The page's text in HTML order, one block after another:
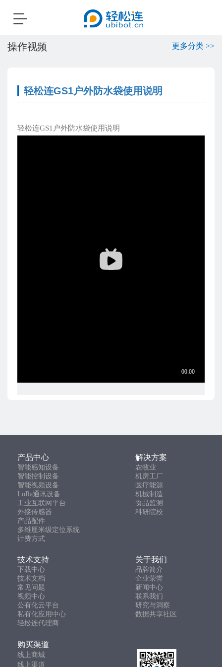
Toggle
操作视频 更多分类 >>
轻松连GS1户外防水袋使用说明
轻松连GS1户外防水袋使用说明
产品中心 解决方案
智能感知设备
农牧业
智能控制设备
机房工厂
智能视频设备
医疗能源
LoRa通讯设备
机械制造
工业互联网平台
食品监测
外接传感器
科研院校
产品配件
多维厘米级定位系统
计费方式
技术支持 关于我们
下载中心
品牌简介
技术文档
企业荣誉
常见问题
新闻中心
视频中心
联系我们
公有化云平台
研究与洞察
私有化应用中心
数据共享社区
轻松连代理商
购买渠道
线上商城
线上渠道